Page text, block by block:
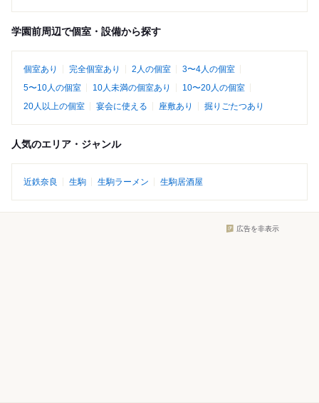
学園前周辺で個室・設備から探す
個室あり 完全個室あり 2人の個室
3〜4人の個室
5〜10人の個室
10人未満の個室あり
10〜20人の個室
20人以上の個室
宴会に使える 座敷あり 掘りごたつあり
人気のエリア・ジャンル
近鉄奈良 生駒 生駒ラーメン 生駒居酒屋
広告を非表示